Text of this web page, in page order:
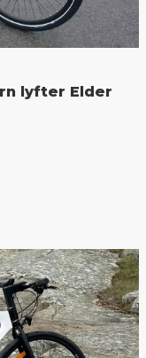
lyfter Elder